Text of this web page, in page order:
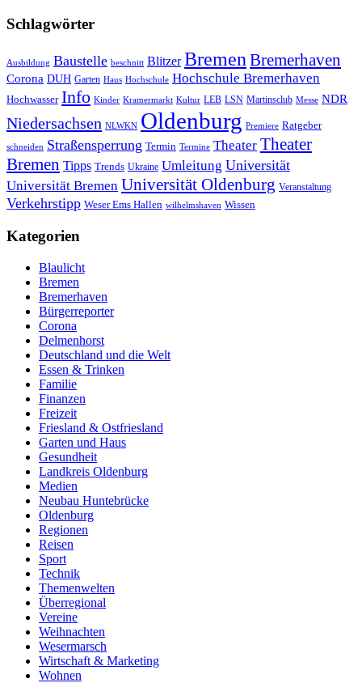
Schlagwörter
Ausbildung Baustelle beschnitt Blitzer Bremen Bremerhaven
Corona DUH Garten Haus Hochschule Hochschule Bremerhaven
Hochwasser Info Kinder Kramermarkt Kultur LEB LSN Martinsclub Messe NDR
Niedersachsen NLWKN Oldenburg Premiere Ratgeber
schneiden Straßensperrung Termin Termine Theater Theater
Bremen Tipps Trends Ukraine Umleitung Universität
Universität Bremen Universität Oldenburg Veranstaltung
Verkehrstipp Weser Ems Hallen wilhelmshaven Wissen
Kategorien
Blaulicht
Bremen
Bremerhaven
Bürgerreporter
Corona
Delmenhorst
Deutschland und die Welt
Essen & Trinken
Familie
Finanzen
Freizeit
Friesland & Ostfriesland
Garten und Haus
Gesundheit
Landkreis Oldenburg
Medien
Neubau Huntebrücke
Oldenburg
Regionen
Reisen
Sport
Technik
Themenwelten
Überregional
Vereine
Weihnachten
Wesermarsch
Wirtschaft & Marketing
Wohnen